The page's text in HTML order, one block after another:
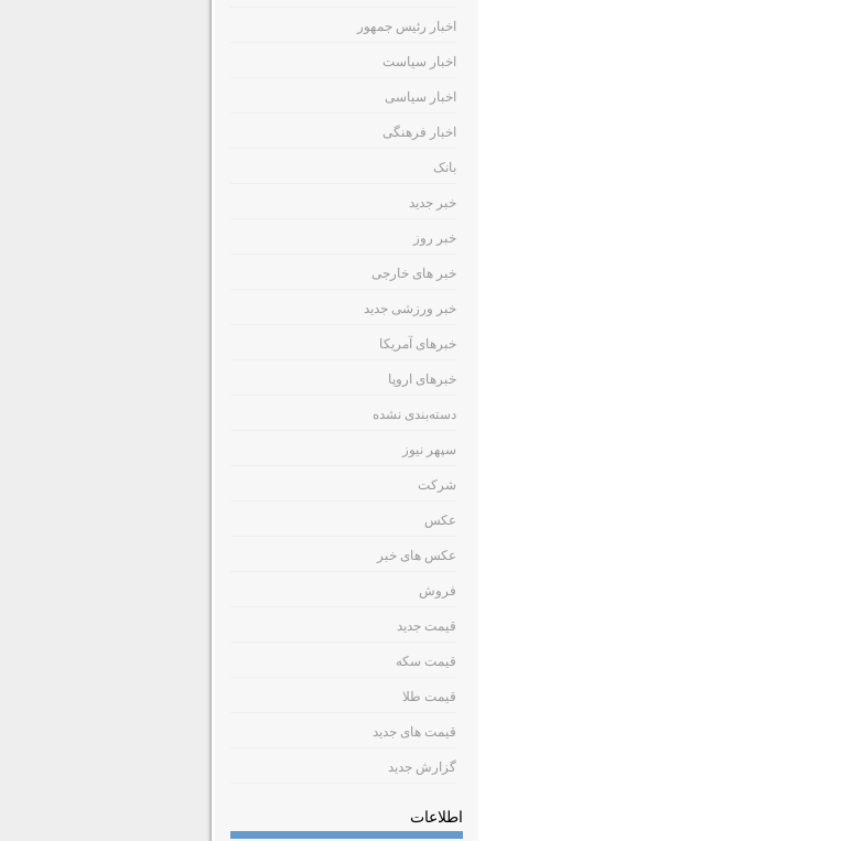
اخبار رئیس جمهور
اخبار سیاست
اخبار سیاسی
اخبار فرهنگی
بانک
خبر جدید
خبر روز
خبر های خارجی
خبر ورزشی جدید
خبرهای آمریکا
خبرهای اروپا
دسته‌بندی نشده
سپهر نیوز
شرکت
عکس
عکس های خبر
فروش
قیمت جدید
قیمت سکه
قیمت طلا
قیمت های جدید
گزارش جدید
اطلاعات